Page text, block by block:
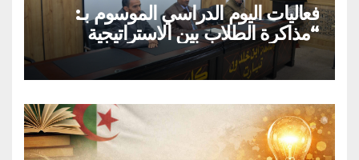
فعاليات اليوم الدراسي الموسوم بـ:
“مذاكرة الطلاب بين الاستراتيجية
العلمية الواعية والتقليد الاعتباطي”